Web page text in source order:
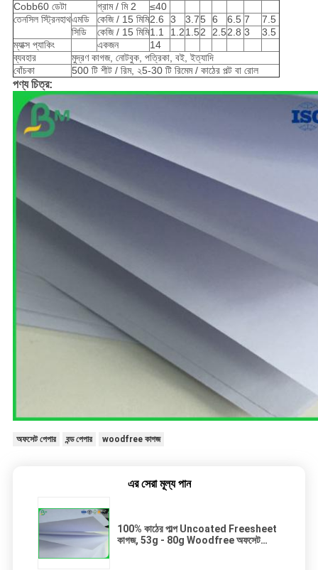
Cobb60 ডেটা গ্রাম / মি 2
≤40
তেনসিল স্ট্রিনহাথএমডি কেজি / 15 মিমি2.6 3 3.75 6 6.5 7
7.5
সিডি
কেজি / 15 মিমি1.1 1.21.52 2.52.8 3
3.5
ম্যাক্স প্যাকিং
একজন
14
ব্যবহার
মুদ্রণ কাগজ, নোটবুক, পত্রিকা, বই, ইত্যাদি
বোঁচকা
500 টি শীট / রিম, ২5-30 টি রিমেম / কাঠের পল্ট বা রোল
পণ্য চিত্র:
অফসেট পেপার বন্ড পেপার woodfree কাগজ
এর সেরা মূল্য পান
100% কাঠের পাল্প Uncoated Freesheet
কাগজ, 53g - 80g Woodfree অফসেট